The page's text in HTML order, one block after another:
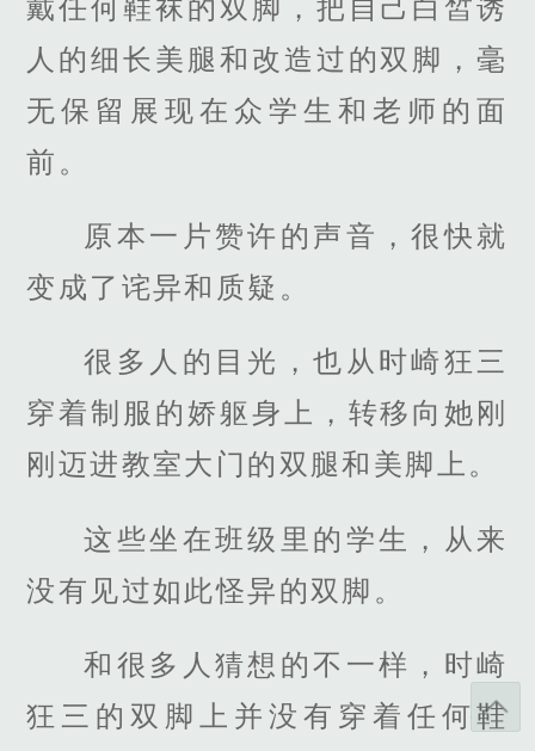
戴任何鞋袜的双脚，把自己白皙诱
人的细长美腿和改造过的双脚，毫
无保留展现在众学生和老师的面
前。
原本一片赞许的声音，很快就
变成了诧异和质疑。
很多人的目光，也从时崎狂三
穿着制服的娇躯身上，转移向她刚
刚迈进教室大门的双腿和美脚上。
这些坐在班级里的学生，从来
没有见过如此怪异的双脚。
和很多人猜想的不一样，时崎
狂三的双脚上并没有穿着任何鞋